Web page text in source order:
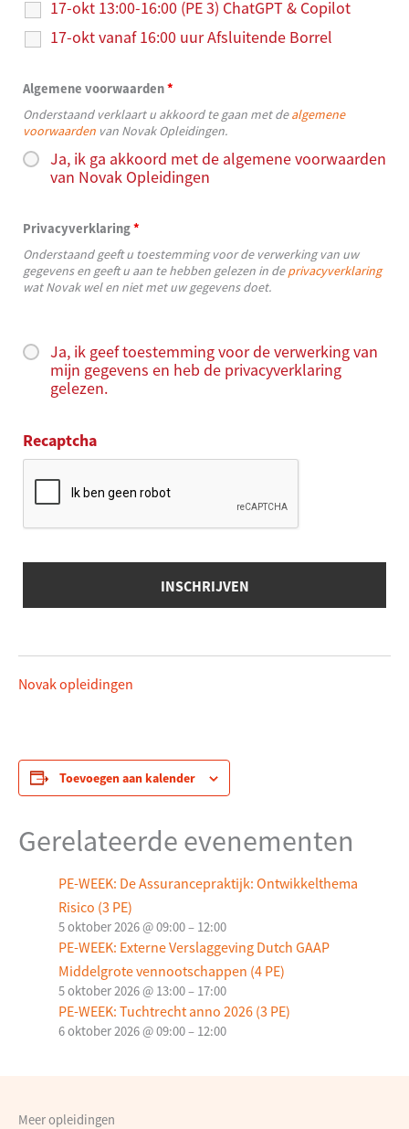
17-okt 13:00-16:00 (PE 3) ChatGPT & Copilot
17-okt vanaf 16:00 uur Afsluitende Borrel
Algemene voorwaarden*
Ja, ik ga akkoord met de algemene voorwaarden
van Novak Opleidingen
Onderstaand verklaart u akkoord te gaan met dealgemene
voorwaarden van Novak Opleidingen.
Privacyverklaring*
Ja, ik geef toestemming voor de verwerking van
mijn gegevens en heb de privacyverklaring
gelezen.
Onderstaand geeft u toestemming voor de verwerking van uw
gegevens en geeft u aan te hebben gelezen in deprivacyverklaring
wat Novak wel en niet met uw gegevens doet.
Recaptcha
Novak opleidingen
Toevoegen aan kalender
Gerelateerde evenementen
PE-WEEK: De Assurancepraktijk: Ontwikkelthema
Risico (3 PE)
5 oktober 2026 @ 09:00– 12:00
PE-WEEK: Externe Verslaggeving Dutch GAAP
Middelgrote vennootschappen (4 PE)
5 oktober 2026 @ 13:00– 17:00
PE-WEEK: Tuchtrecht anno 2026 (3 PE)
6 oktober 2026 @ 09:00– 12:00
Meer opleidingen